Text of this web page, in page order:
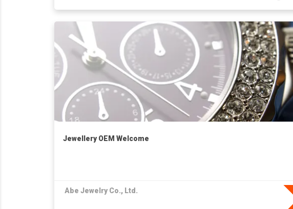
Jewellery OEM Welcome
Abe Jewelry Co., Ltd.